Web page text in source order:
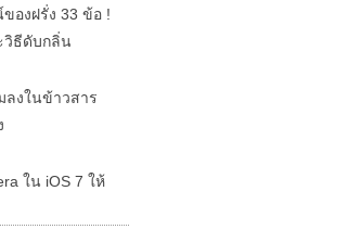
องฝรั่ง 33 ข้อ !
วิธีดับกลิ่น
ลงในข้าวสาร
ใน iOS 7 ให้